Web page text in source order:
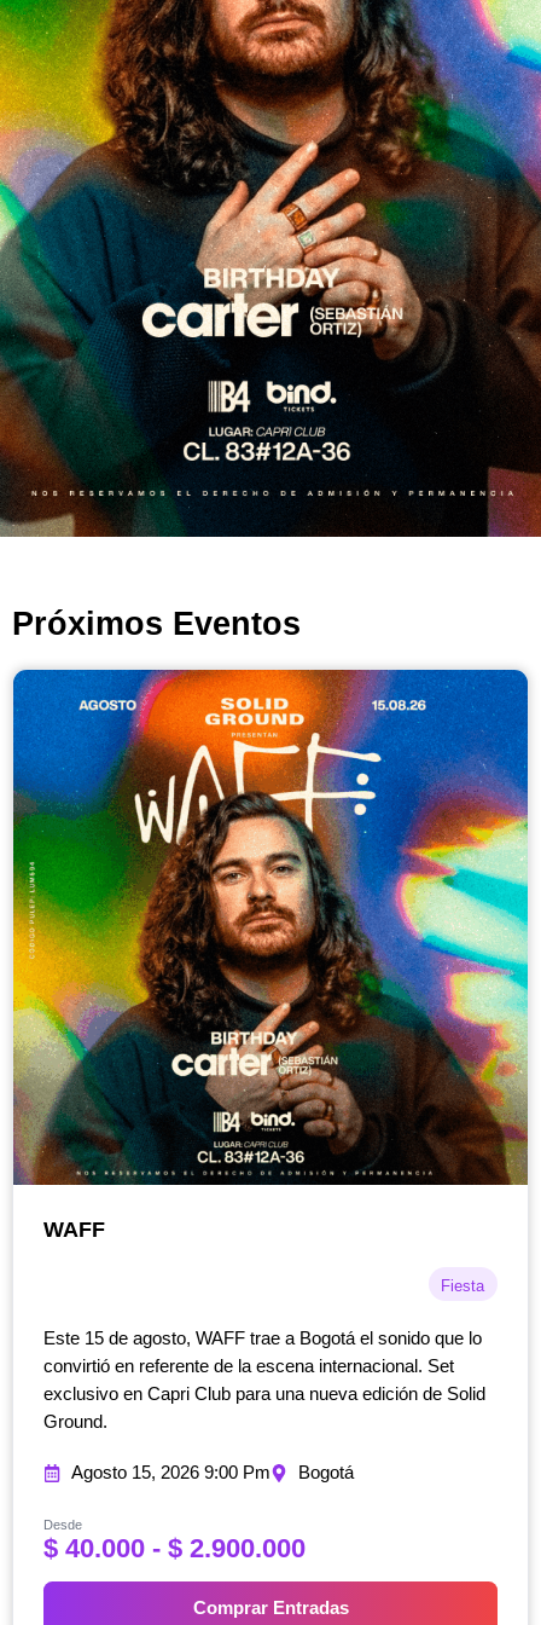
Próximos Eventos
WAFF
Fiesta
Este 15 de agosto, WAFF trae a Bogotá el sonido que lo
convirtió en referente de la escena internacional. Set
exclusivo en Capri Club para una nueva edición de Solid
Ground.
Agosto 15, 2026 9:00 Pm Bogotá
Desde
$40.000 - $2.900.000R
n
Comprar Entradas